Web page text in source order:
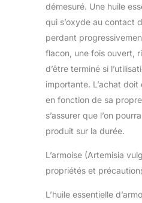
démesuré. Une huile
qui s’oxyde au contact
perdant
flacon, une fois ouvert,
d’être terminé si
importante. L’achat
en fonction de sa
s’assurer que l’on
produit sur la durée.
L’armoise (Artemisia
propriétés et
L’huile essentielle